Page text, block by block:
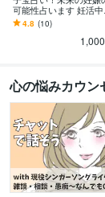
可能性占います 妊活中
これから結婚したい人限
定！赤ちゃんできるか
4.8 (10)
1,000
心の悩みカウン